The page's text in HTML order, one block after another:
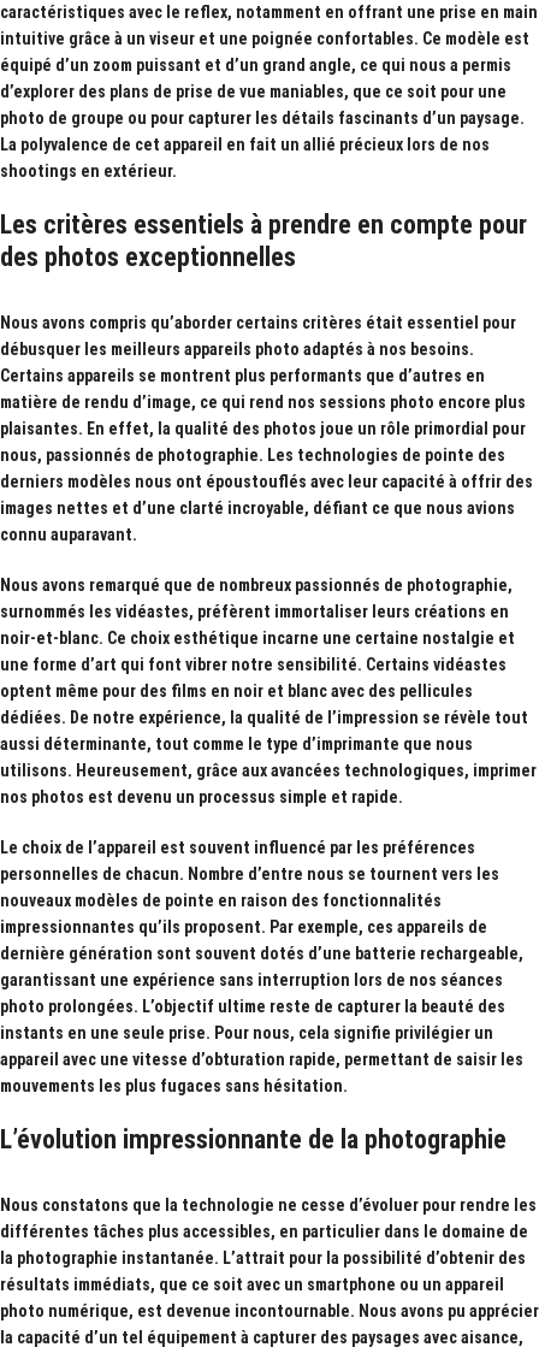
caractéristiques avec le reflex, notamment en offrant une prise en main
intuitive grâce à un viseur et une poignée confortables. Ce modèle est
équipé d’un zoom puissant et d’un grand angle, ce qui nous a permis
d’explorer des plans de prise de vue maniables, que ce soit pour une
photo de groupe ou pour capturer les détails fascinants d’un paysage.
La polyvalence de cet appareil en fait un allié précieux lors de nos
shootings en extérieur.
Les critères essentiels à prendre en compte pour
des photos exceptionnelles
Nous avons compris qu’aborder certains critères était essentiel pour
débusquer les meilleurs appareils photo adaptés à nos besoins.
Certains appareils se montrent plus performants que d’autres en
matière de rendu d’image, ce qui rend nos sessions photo encore plus
plaisantes. En effet, la qualité des photos joue un rôle primordial pour
nous, passionnés de photographie. Les technologies de pointe des
derniers modèles nous ont époustouflés avec leur capacité à offrir des
images nettes et d’une clarté incroyable, défiant ce que nous avions
connu auparavant.
Nous avons remarqué que de nombreux passionnés de photographie,
surnommés les vidéastes, préfèrent immortaliser leurs créations en
noir-et-blanc. Ce choix esthétique incarne une certaine nostalgie et
une forme d’art qui font vibrer notre sensibilité. Certains vidéastes
optent même pour des films en noir et blanc avec des pellicules
dédiées. De notre expérience, la qualité de l’impression se révèle tout
aussi déterminante, tout comme le type d’imprimante que nous
utilisons. Heureusement, grâce aux avancées technologiques, imprimer
nos photos est devenu un processus simple et rapide.
Le choix de l’appareil est souvent influencé par les préférences
personnelles de chacun. Nombre d’entre nous se tournent vers les
nouveaux modèles de pointe en raison des fonctionnalités
impressionnantes qu’ils proposent. Par exemple, ces appareils de
dernière génération sont souvent dotés d’une batterie rechargeable,
garantissant une expérience sans interruption lors de nos séances
photo prolongées. L’objectif ultime reste de capturer la beauté des
instants en une seule prise. Pour nous, cela signifie privilégier un
appareil avec une vitesse d’obturation rapide, permettant de saisir les
mouvements les plus fugaces sans hésitation.
L’évolution impressionnante de la photographie
Nous constatons que la technologie ne cesse d’évoluer pour rendre les
différentes tâches plus accessibles, en particulier dans le domaine de
la photographie instantanée. L’attrait pour la possibilité d’obtenir des
résultats immédiats, que ce soit avec un smartphone ou un appareil
photo numérique, est devenue incontournable. Nous avons pu apprécier
la capacité d’un tel équipement à capturer des paysages avec aisance,